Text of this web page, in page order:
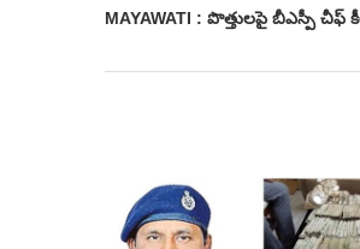
MAYAWATI : పొత్తులపై బీఎస్పీ చీఫ్